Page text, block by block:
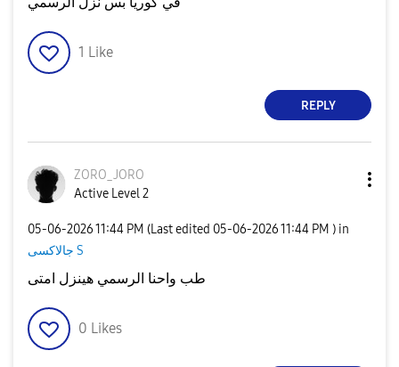
1 Like
REPLY
ZORO_JORO
Active Level 2
‎05-06-202611:44 PM (Last edited ‎05-06-202611:44 PM ) in
جالاكسى S
طب واحنا الرسمي هينزل امتى
0 Likes